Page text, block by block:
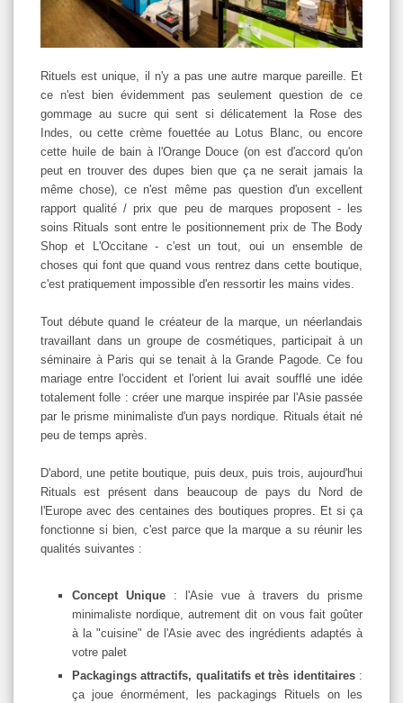
Rituels est unique, il n'y a pas une autre marque pareille. Et
ce n'est bien évidemment pas seulement question de ce
gommage au sucre qui sent si délicatement la Rose des
Indes, ou cette crème fouettée au Lotus Blanc, ou encore
cette huile de bain à l'Orange Douce (on est d'accord qu'on
peut en trouver des dupes bien que ça ne serait jamais la
même chose), ce n'est même pas question d'un excellent
rapport qualité / prix que peu de marques proposent - les
soins Rituals sont entre le positionnement prix de The Body
Shop et L'Occitane - c'est un tout, oui un ensemble de
choses qui font que quand vous rentrez dans cette boutique,
c'est pratiquement impossible d'en ressortir les mains vides.
Tout débute quand le créateur de la marque, un néerlandais
travaillant dans un groupe de cosmétiques, participait à un
séminaire à Paris qui se tenait à la Grande Pagode. Ce fou
mariage entre l'occident et l'orient lui avait soufflé une idée
totalement folle : créer une marque inspirée par l'Asie passée
par le prisme minimaliste d'un pays nordique. Rituals était né
peu de temps après.
D'abord, une petite boutique, puis deux, puis trois, aujourd'hui
Rituals est présent dans beaucoup de pays du Nord de
l'Europe avec des centaines des boutiques propres. Et si ça
fonctionne si bien, c'est parce que la marque a su réunir les
qualités suivantes :
Concept Unique : l'Asie vue à travers du prisme
minimaliste nordique, autrement dit on vous fait goûter
à la "cuisine" de l'Asie avec des ingrédients adaptés à
votre palet
Packagings attractifs, qualitatifs et très identitaires:
ça joue énormément, les packagings Rituels on les